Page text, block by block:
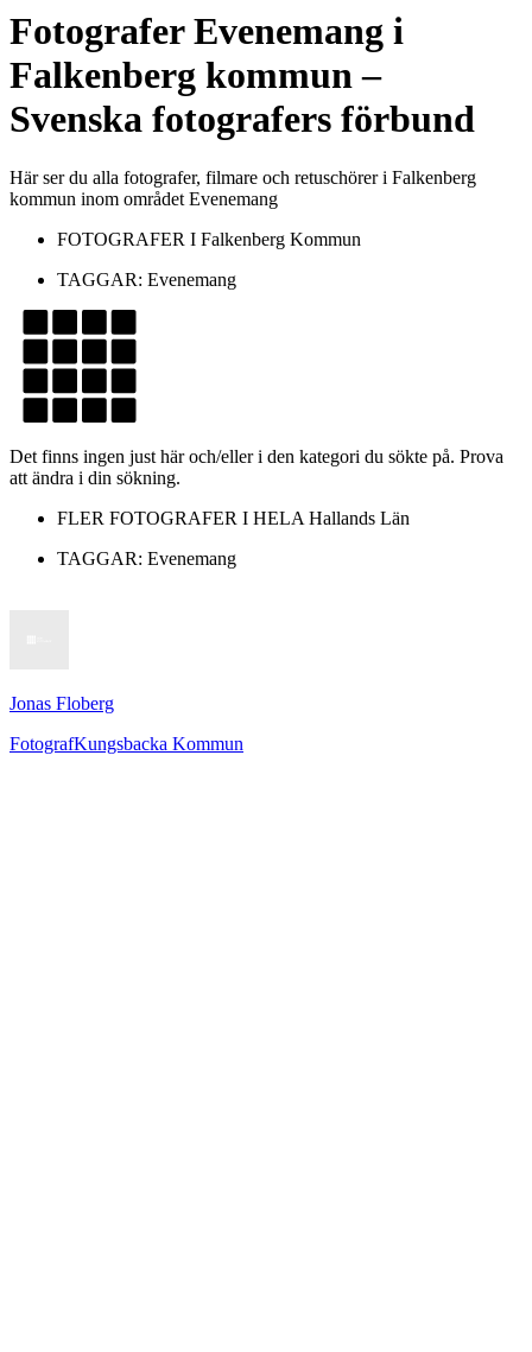
FotograferEvenemang i
Falkenberg kommun–
Svenska fotografers förbund
Här ser du alla fotografer, filmare och retuschörer i Falkenberg
kommun inom området Evenemang
FOTOGRAFER I Falkenberg Kommun
TAGGAR: Evenemang
Det finns ingen just här och/eller i den kategori du sökte på. Prova
att ändra i din sökning.
FLER FOTOGRAFER I HELA Hallands Län
TAGGAR: Evenemang
Jonas Floberg
FotografKungsbacka Kommun